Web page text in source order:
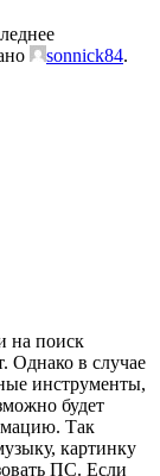
sonnick84.
на поиск
Однако в случае
инструменты,
будет
Так
картинку
ПС. Если